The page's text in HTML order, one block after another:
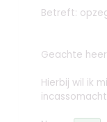
Betreft:
Geachte
Hierbij wil ik